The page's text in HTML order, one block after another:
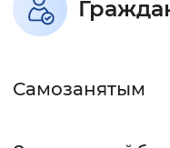
Самозанятым